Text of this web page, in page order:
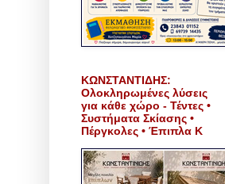
ΚΩΝΣΤΑΝΤΙΔΗΣ:
Ολοκληρωμένες λύσεις
για κάθε χώρο - Τέντες •
Συστήματα Σκίασης •
Πέργκολες • Έπιπλα Κ